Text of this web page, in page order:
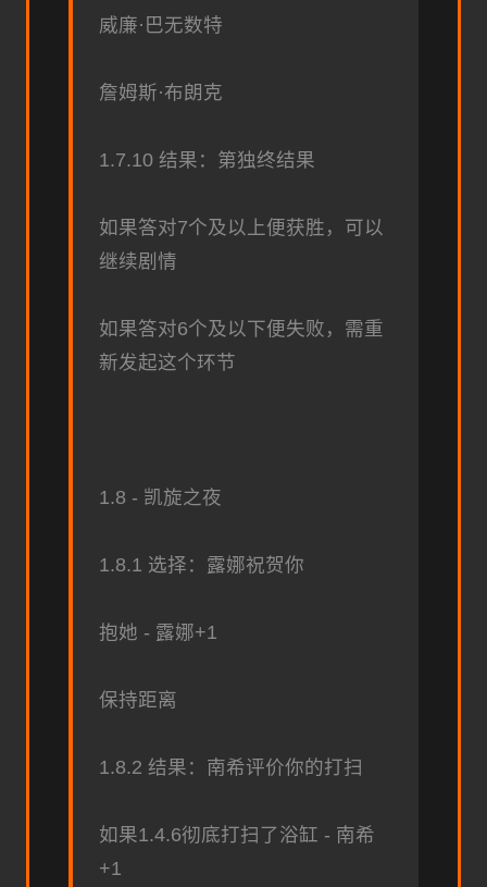
威廉·巴无数特
詹姆斯·布朗克
1.7.10 结果：第独终结果
如果答对7个及以上便获胜，可以
继续剧情
如果答对6个及以下便失败，需重
新发起这个环节
1.8 - 凯旋之夜
1.8.1 选择：露娜祝贺你
抱她 - 露娜+1
保持距离
1.8.2 结果：南希评价你的打扫
如果1.4.6彻底打扫了浴缸 - 南希
+1